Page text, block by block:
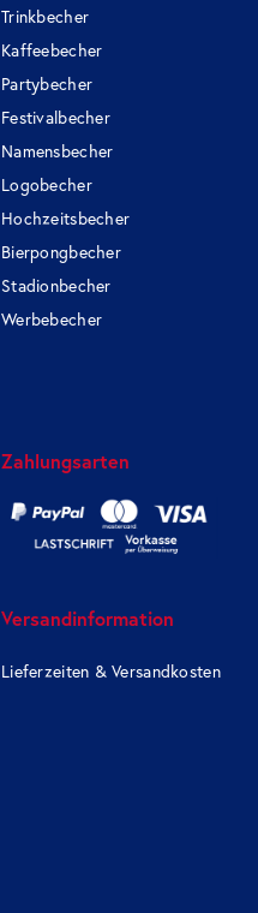
Trinkbecher
Kaffeebecher
Partybecher
Festivalbecher
Namensbecher
Logobecher
Hochzeitsbecher
Bierpongbecher
Stadionbecher
Werbebecher
Zahlungsarten
Versandinformation
Lieferzeiten & Versandkosten